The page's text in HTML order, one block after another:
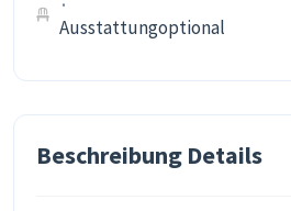
Ausstattungoptional
Beschreibung Details